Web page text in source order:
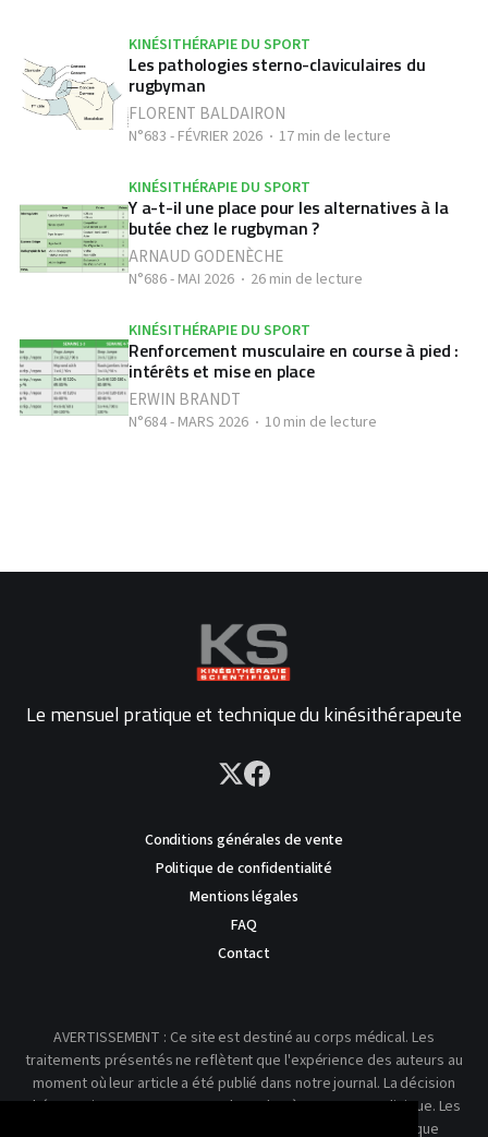
KINÉSITHÉRAPIE DU SPORT
Les pathologies sterno-claviculaires du
rugbyman
FLORENT BALDAIRON
N°683 - FÉVRIER 2026 17 min de lecture
KINÉSITHÉRAPIE DU SPORT
Y a-t-il une place pour les alternatives à la
butée chez le rugbyman ?
ARNAUD GODENÈCHE
N°686 - MAI 2026 26 min de lecture
KINÉSITHÉRAPIE DU SPORT
Renforcement musculaire en course à pied :
intérêts et mise en place
ERWIN BRANDT
N°684 - MARS 2026 10 min de lecture
Le mensuel pratique et technique du kinésithérapeute
Conditions générales de vente
Politique de confidentialité
Mentions légales
FAQ
Contact
AVERTISSEMENT : Ce site est destiné au corps médical. Les
traitements présentés ne reflètent que l'expérience des auteurs au
moment où leur article a été publié dans notre journal. La décision
thérapeutique ne peut se prendre qu'après un examen clinique. Les
techniques publiées ici ne sauraient justifier une quelconque